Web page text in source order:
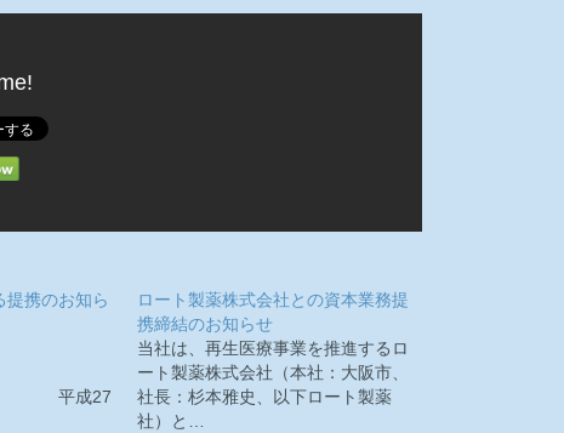
提携のお知ら
27
ロート製薬株式会社との資本業務提
携締結のお知らせ
当社は、再生医療事業を推進するロ
ート製薬株式会社（本社：大阪市、
社長：杉本雅史、以下ロート製薬
社）と…